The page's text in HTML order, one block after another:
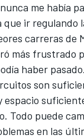
me había
ir regulando
carreras de
más frustrado
haber pasado.
son
Todo puede
en las